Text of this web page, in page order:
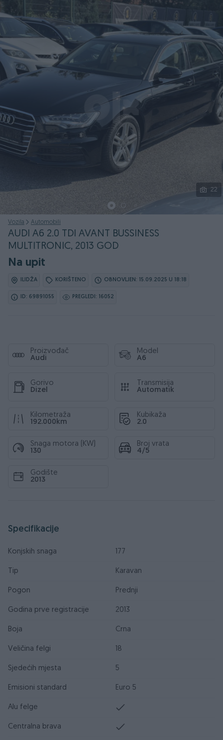
22
Vozila Automobili
AUDI A6 2.0 TDI AVANT BUSSINESS
MULTITRONIC, 2013 GOD
Na upit
ILIDŽA KORIŠTENO OBNOVLJEN: 15.09.2025 U 18:18
ID: 69891055 PREGLEDI: 16052
Proizvođač
Audi
Model
A6
Gorivo
Dizel
Transmisija
Automatik
Kilometraža
192.000km
Kubikaža
2.0
Snaga motora (KW)
130
Broj vrata
4/5
Godište
2013
Specifikacije
Konjskih snaga 177
Tip Karavan
Pogon Prednji
Godina prve registracije 2013
Boja Crna
Veličina felgi 18
Sjedećih mjesta 5
Emisioni standard Euro 5
Alu felge
Centralna brava